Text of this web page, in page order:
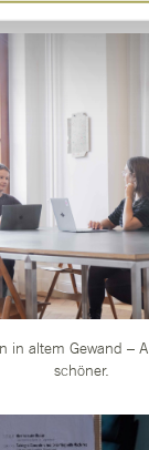
in altem Gewand –
schöner.